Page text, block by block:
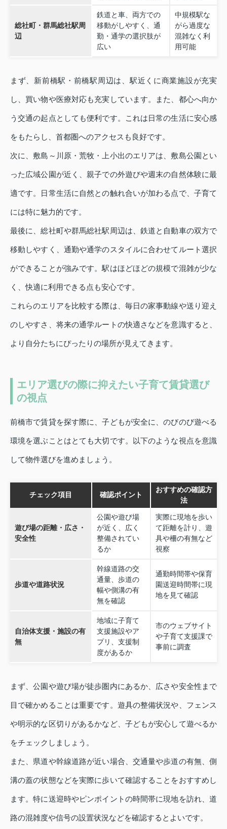
総社町・群馬総社駅周
辺
鉄道と車、両方での
移動がしやすく、通
勤・通学の選択肢が
広い
中規模駅な
がら過度な
混雑なく利
用可能
まず、新前橋駅・前橋駅周辺は、駅近くに商業施設が充実
し、買い物や医療対応も充実しています。また、都心へ向か
う交通の起点としても便利です。これは日常の生活に安心感
をもたらし、首都圏へのアクセスも良好です。
次に、敷島～川原・荒牧・上小出のエリアは、敷島公園とい
った広域公園が近く、親子での外遊びや週末の自然体験に最
適です。日常生活に自然との触れ合いが加わる点で、子育て
には特に魅力的です。
最後に、総社町や群馬総社駅周辺は、鉄道と自動車の双方で
移動しやすく、通勤や通学のスタイルに合わせてルート選択
ができることが強みです。駅はほどほどの規模で混雑が少な
く、快適に利用できる点も安心です。
これらのエリアを比較する際は、毎日の家事動線や送り迎え
のしやすさ、将来の通学ルートの快適さなどを意識すると、
より自分たちにぴったりの場所が見えてきます。
エリア選びの際に抑えたい子育て賃貸選び
の視点
前橋市で賃貸を探す際に、子どもが安全に、のびのび遊べる
環境を選ぶことはとても大切です。以下のような視点を意識
して物件選びを進めましょう。
チェック項目 確認ポイント
おすすめの確認方
法
遊び場の距離・広さ・
安全性
公園や遊び場
が近く、広く
整備されてい
るか
実際に現地を歩い
て距離を計り、遊
具や柵の有無など
視察
歩道や道路状況
幹線道路の交
通量、歩道の
幅や側溝の有
無を確認
通勤時間帯や保育
園送迎時間帯に現
地を見て確認
自治体支援・施設の有
無
地域に子育て
支援施設やア
プリ、支援制
度があるか
市のウェブサイト
や子育て支援課で
事前に調査
まず、公園や遊び場が徒歩圏内にあるか、広さや安全性まで
目で確かめることは重要です。遊具の整備状況や、フェンス
や明示的な区切りがあるかなど、子どもが安心して遊べるか
をチェックしましょう。
また、県道や幹線道路が近い場合、交通量や歩道の有無、側
溝の蓋の状態などを実際に歩いて確認することをおすすめし
ます。特に送迎時やピンポイントの時間帯に現地を訪れ、道
路の混雑度や信号の設置状況などを確認するとよいです。